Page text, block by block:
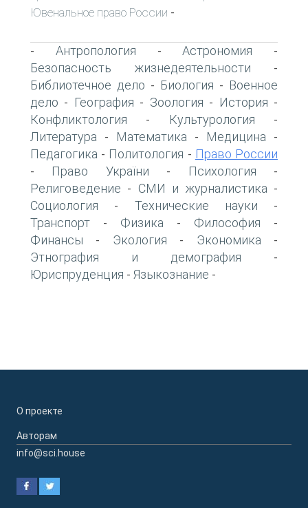
Ювенальное право России -
- Антропология -Астрономия -
Безопасность жизнедеятельности -
Библиотечное дело - Биология - Военное
дело - География - Зоология - История -
Конфликтология - Культурология -
Литература - Математика - Медицина -
Педагогика - Политология - Право России
- Право України - Психология -
Религоведение - СМИ и журналистика -
Социология - Технические науки -
Транспорт - Физика - Философия -
Финансы - Экология - Экономика -
Этнография и демография -
Юриспруденция - Языкознание -
О проекте
Авторам
info@sci.house